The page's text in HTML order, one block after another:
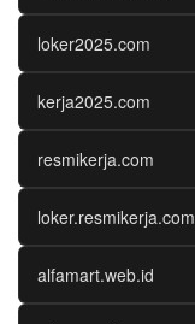
loker2025.com
kerja2025.com
resmikerja.com
loker.resmikerja.com
alfamart.web.id